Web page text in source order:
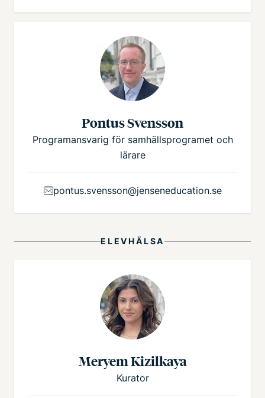
Pontus Svensson
Programansvarig för samhällsprogramet och
lärare
pontus.svensson@jenseneducation.se
ELEVHÄLSA
Meryem Kizilkaya
Kurator